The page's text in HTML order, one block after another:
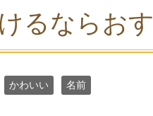
るならお
かわいい 名前